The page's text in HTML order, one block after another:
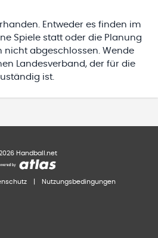
Entweder es finden im
Spiele statt oder die Planung
nicht abgeschlossen. Wende
Landesverband, der für die
ist.
Handball.net
Nutzungsbedingungen